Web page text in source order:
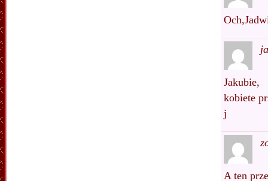
Jakubie,
kobiete
j
A ten